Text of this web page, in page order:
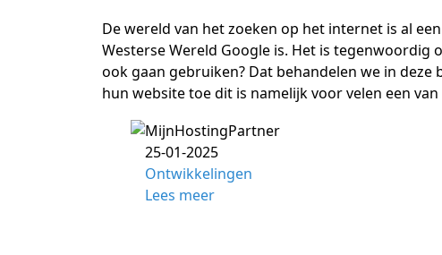
De wereld van het zoeken op het internet is al
Westerse Wereld Google is. Het is
ook gaan gebruiken? Dat behandelen we in
hun website toe dit is namelijk voor velen een
25-01-2025
Ontwikkelingen
Lees meer